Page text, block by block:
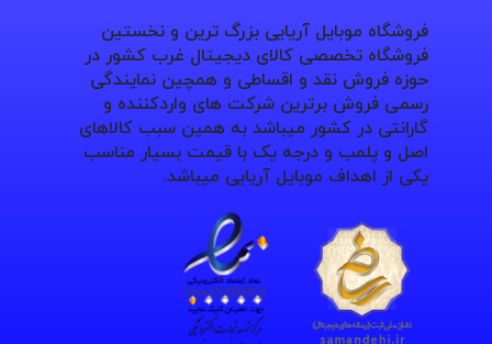
فروشگاه موبایل آریایی بزرگ ترین و نخستین
فروشگاه تخصصی کالای دیجیتال غرب کشور در
حوزه فروش نقد و اقساطی و همچین نمایندگی
رسمی فروش برترین شرکت های واردکننده و
گارانتی در کشور میباشد به همین سبب کالاهای
اصل و پلمب و درجه یک با قیمت بسیار مناسب
یکی از اهداف موبایل آریایی میباشد.